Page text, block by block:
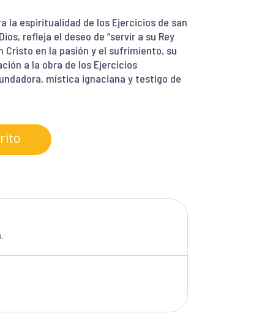
la espiritualidad de los Ejercicios de san
refleja el deseo de “servir a su Rey
Cristo en la pasión y el sufrimiento, su
a la obra de los Ejercicios
mística ignaciana y testigo de